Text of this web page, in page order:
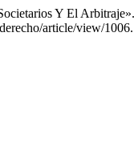
Y El
article/view/1006.